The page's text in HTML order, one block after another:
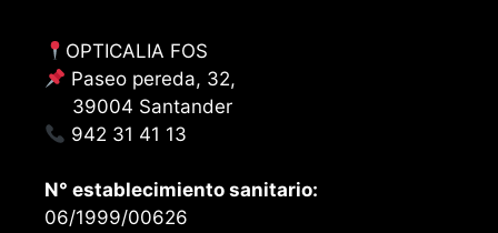
OPTICALIA FOS
Paseo pereda, 32,
39004 Santander
942 31 41 13
N° establecimiento sanitario:
06/1999/00626